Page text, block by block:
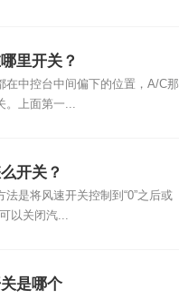
里开关？
在中控台中间偏下的位置，A/C那
。上面第一...
开关？
法是将风速开关控制到“0”之后或
以关闭汽...
是哪个